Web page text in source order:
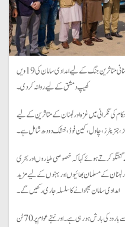
راولپنڈی: الخدمت فاؤنڈیشن پاکستان نے فلسطینی اور لبنانی متاثرین جنگ کے لیے امدادی سامان کی 19ویں
کھیپ دمشق کے لیے روانہ کر دی۔
کی نگرانی میں غزہ اور لبنان کے متاثرین کے لیے
جنریٹرز، چاول، کین فوڈ، خشک دودھ شامل ہے۔
کرتے ہوئے کہا کہ خصوصی طیاروں اور بحری
کے مسلمان بھائیوں اور بہنوں کے لیے مزید
امدادی سامان بھجوانے کا سلسلہ جاری رکھیں گے۔
انہوں نے کہا کہ غزہ کی چھوٹی سی پٹی میں 405 دنوں سے بارود کی بارش ہو رہی ہے۔ اور نہتے عوام پر 70 ٹن